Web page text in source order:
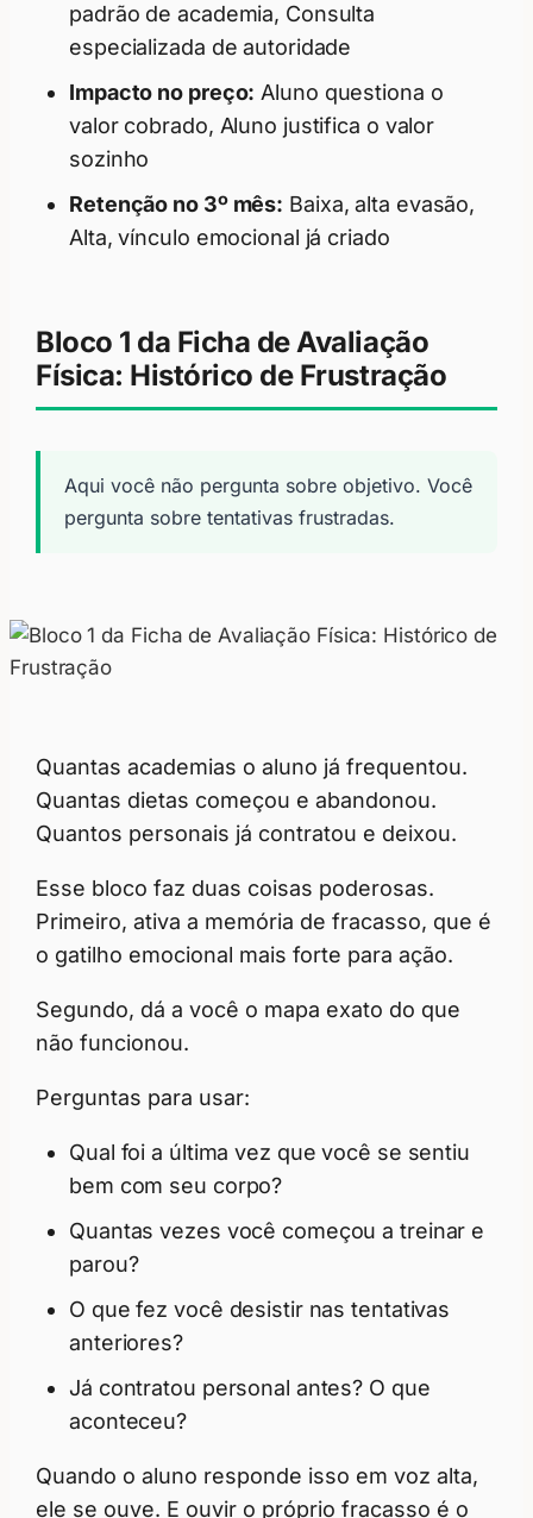
padrão de academia, Consulta
especializada de autoridade
Impacto no preço: Aluno questiona o
valor cobrado, Aluno justifica o valor
sozinho
Retenção no 3º mês: Baixa, alta evasão,
Alta, vínculo emocional já criado
Bloco 1 da Ficha de Avaliação
Física: Histórico de Frustração
Aqui você não pergunta sobre objetivo. Você
pergunta sobre tentativas frustradas.
Quantas academias o aluno já frequentou.
Quantas dietas começou e abandonou.
Quantos personais já contratou e deixou.
Esse bloco faz duas coisas poderosas.
Primeiro, ativa a memória de fracasso, que é
o gatilho emocional mais forte para ação.
Segundo, dá a você o mapa exato do que
não funcionou.
Perguntas para usar:
Qual foi a última vez que você se sentiu
bem com seu corpo?
Quantas vezes você começou a treinar e
parou?
O que fez você desistir nas tentativas
anteriores?
Já contratou personal antes? O que
aconteceu?
Quando o aluno responde isso em voz alta,
ele se ouve. E ouvir o próprio fracasso é o